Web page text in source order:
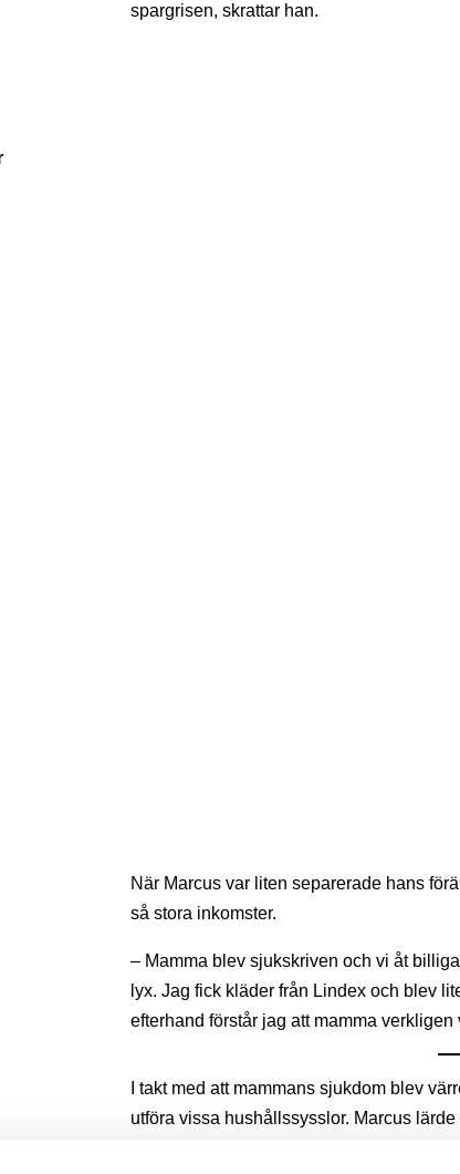
spargrisen, skrattar han.
När Marcus var liten separerade hans
så stora inkomster.
– Mamma blev sjukskriven och vi åt
lyx. Jag fick kläder från Lindex och blev
efterhand förstår jag att mamma
I takt med att mammans sjukdom blev
utföra vissa hushållssysslor. Marcus
och en motivation att tjäna egna pengar